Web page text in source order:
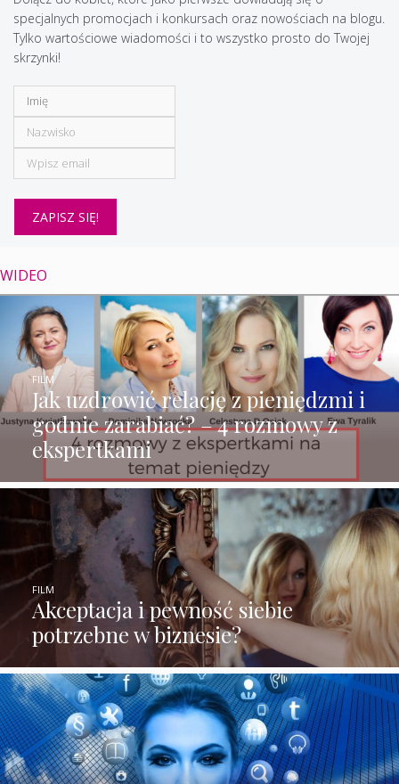
specjalnych promocjach i konkursach oraz nowościach na blogu.
Tylko wartościowe wiadomości i to wszystko prosto do Twojej
skrzynki!
WIDEO
Jak uzdrowić relację z pieniędzmi i
godnie zarabiać? – 4 rozmowy z
ekspertkami
FILM
Akceptacja i pewność siebie
potrzebne w biznesie?
FILM